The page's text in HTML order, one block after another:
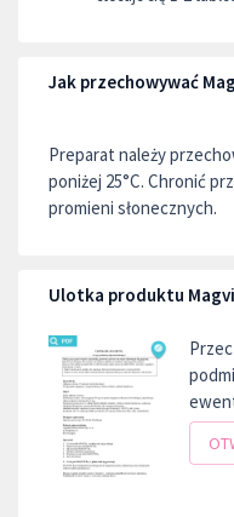
Jak przechowywać
Preparat należy
poniżej 25°C. Chronić
promieni słonecznych.
Ulotka produktu